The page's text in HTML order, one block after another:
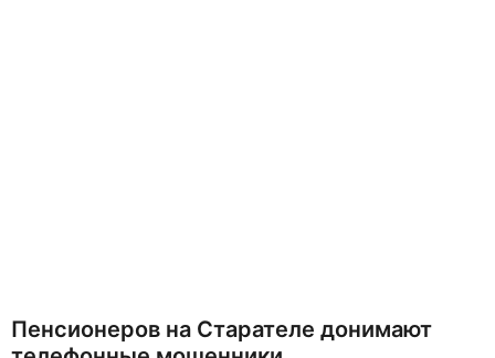
Пенсионеров на Старателе донимают